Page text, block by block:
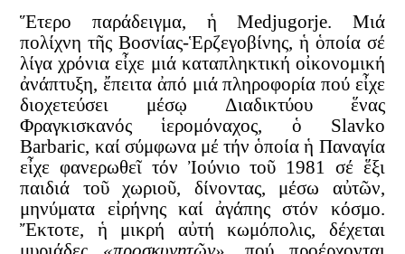
Ἕτερο παράδειγμα, ἡ Medjugorje. Μιά
πολίχνη τῆς Βοσνίας-Ἑρζεγοβίνης, ἡ ὁποία σέ
λίγα χρόνια εἶχε μιά καταπληκτική οἰκονομική
ἀνάπτυξη, ἔπειτα ἀπό μιά πληροφορία πού εἶχε
διοχετεύσει μέσῳ Διαδικτύου ἕνας
Φραγκισκανός ἱερομόναχος, ὁ Slavko
Barbaric, καί σύμφωνα μέ τήν ὁποία ἡ Παναγία
εἶχε φανερωθεῖ τόν Ἰούνιο τοῦ 1981 σέ ἕξι
παιδιά τοῦ χωριοῦ, δίνοντας, μέσω αὐτῶν,
μηνύματα εἰρήνης καί ἀγάπης στόν κόσμο.
Ἔκτοτε, ἡ μικρή αὐτή κωμόπολις, δέχεται